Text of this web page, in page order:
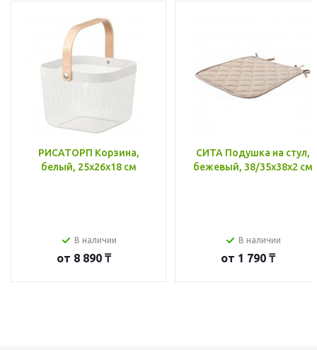
РИСАТОРП Корзина,
белый, 25x26x18 см
В наличии
от 8 890 ₸
СИТА Подушка на стул,
бежевый, 38/35x38x2 см
В наличии
от 1 790 ₸